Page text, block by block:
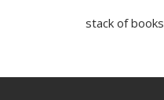
stack of books